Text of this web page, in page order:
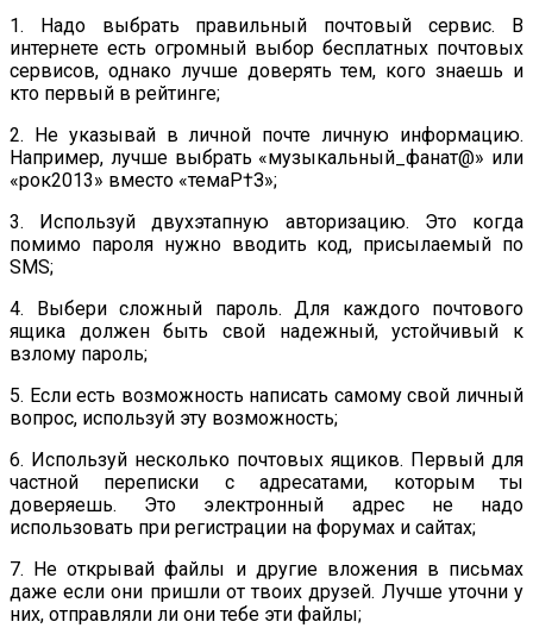
1. Надо выбрать правильный почтовый сервис. В
интернете есть огромный выбор бесплатных почтовых
сервисов, однако лучше доверять тем, кого знаешь и
кто первый в рейтинге;
2. Не указывай в личной почте личную информацию.
Например, лучше выбрать «музыкальный_фанат@» или
«рок2013» вместо «темаР†З»;
3. Используй двухэтапную авторизацию. Это когда
помимо пароля нужно вводить код, присылаемый по
SMS;
4. Выбери сложный пароль. Для каждого почтового
ящика должен быть свой надежный, устойчивый к
взлому пароль;
5. Если есть возможность написать самому свой личный
вопрос, используй эту возможность;
6. Используй несколько почтовых ящиков. Первый для
частной переписки с адресатами, которым ты
доверяешь. Это электронный адрес не надо
использовать при регистрации на форумах и сайтах;
7. Не открывай файлы и другие вложения в письмах
даже если они пришли от твоих друзей. Лучше уточни у
них, отправляли ли они тебе эти файлы;